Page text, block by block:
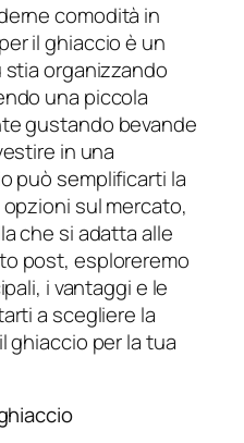
comodità in
il ghiaccio è un
organizzando
una piccola
gustando bevande
in una
può semplificarti la
sul mercato,
che si adatta alle
post, esploreremo
i vantaggi e le
a scegliere la
ghiaccio per la tua